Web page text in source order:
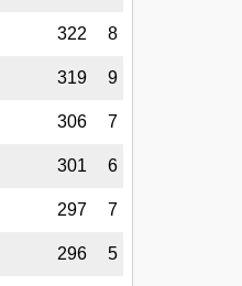
322 8
319 9
306 7
301 6
297 7
296 5